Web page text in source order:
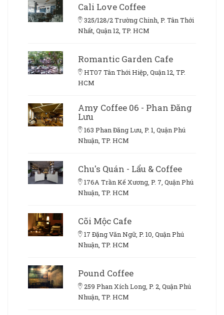
Cali Love Coffee
325/128/2 Trường Chinh, P. Tân Thới
Nhất, Quận 12, TP. HCM
Romantic Garden Cafe
HT07 Tân Thới Hiệp, Quận 12, TP.
HCM
Amy Coffee 06 - Phan Đăng
Lưu
163 Phan Đăng Lưu, P. 1, Quận Phú
Nhuận, TP. HCM
Chu's Quán - Lẩu & Coffee
176A Trần Kế Xương, P. 7, Quận Phú
Nhuận, TP. HCM
Cõi Mộc Cafe
17 Đặng Văn Ngữ, P. 10, Quận Phú
Nhuận, TP. HCM
Pound Coffee
259 Phan Xích Long, P. 2, Quận Phú
Nhuận, TP. HCM